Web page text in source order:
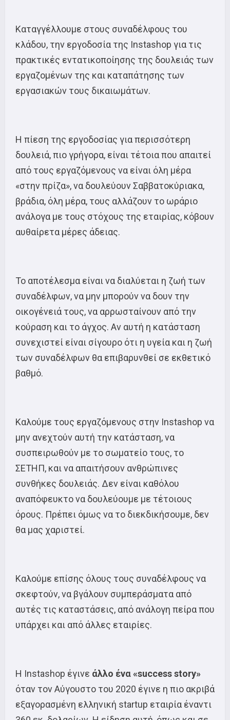
Καταγγέλλουμε στους συναδέλφους του
κλάδου, την εργοδοσία της Instashop για τις
πρακτικές εντατικοποίησης της δουλειάς των
εργαζομένων της και καταπάτησης των
εργασιακών τους δικαιωμάτων.
Η πίεση της εργοδοσίας για περισσότερη
δουλειά, πιο γρήγορα, είναι τέτοια που απαιτεί
από τους εργαζόμενους να είναι όλη μέρα
«στην πρίζα», να δουλεύουν Σαββατοκύριακα,
βράδια, όλη μέρα, τους αλλάζουν το ωράριο
ανάλογα με τους στόχους της εταιρίας, κόβουν
αυθαίρετα μέρες άδειας.
Το αποτέλεσμα είναι να διαλύεται η ζωή των
συναδέλφων, να μην μπορούν να δουν την
οικογένειά τους, να αρρωσταίνουν από την
κούραση και το άγχος. Αν αυτή η κατάσταση
συνεχιστεί είναι σίγουρο ότι η υγεία και η ζωή
των συναδέλφων θα επιβαρυνθεί σε εκθετικό
βαθμό.
Καλούμε τους εργαζόμενους στην Instashop να
μην ανεχτούν αυτή την κατάσταση, να
συσπειρωθούν με το σωματείο τους, το
ΣΕΤΗΠ, και να απαιτήσουν ανθρώπινες
συνθήκες δουλειάς. Δεν είναι καθόλου
αναπόφευκτο να δουλεύουμε με τέτοιους
όρους. Πρέπει όμως να το διεκδικήσουμε, δεν
θα μας χαριστεί.
Καλούμε επίσης όλους τους συναδέλφους να
σκεφτούν, να βγάλουν συμπεράσματα από
αυτές τις καταστάσεις, από ανάλογη πείρα που
υπάρχει και από άλλες εταιρίες.
Η Instashop έγινε άλλο ένα «success story»
όταν τον Αύγουστο του 2020 έγινε η πιο ακριβά
εξαγορασμένη ελληνική startup εταιρία έναντι